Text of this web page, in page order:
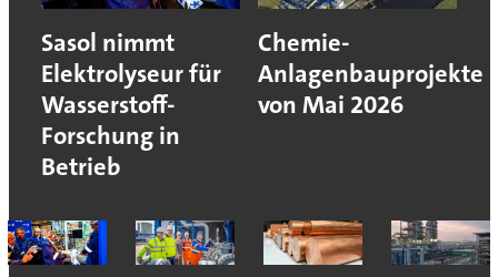
Sasol nimmt
Elektrolyseur für
Wasserstoff-
Forschung in
Betrieb
Chemie-
Anlagenbauprojekte
von Mai 2026